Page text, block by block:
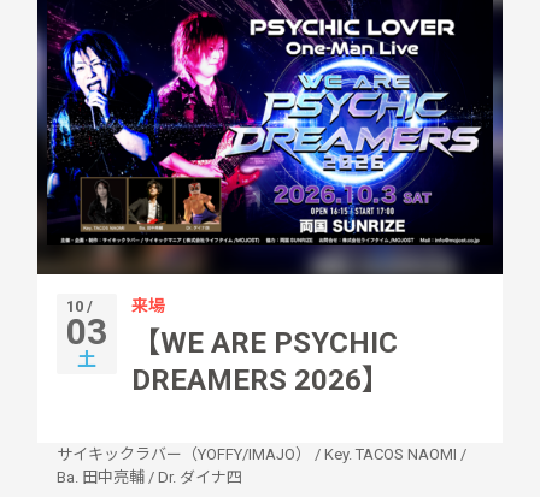
10 /
03
土
来場
【WE ARE PSYCHIC
DREAMERS 2026】
サイキックラバー（YOFFY/IMAJO） / Key. TACOS NAOMI /
Ba. 田中亮輔 / Dr. ダイナ四